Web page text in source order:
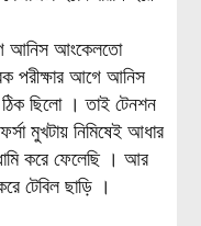
আনিস আংকেলতো
পরীক্ষার আগে আনিস
ছিলো । তাই টেনশন
মুখটায় নিমিষেই আধার
করে ফেলেছি । আর
টেবিল ছাড়ি ।